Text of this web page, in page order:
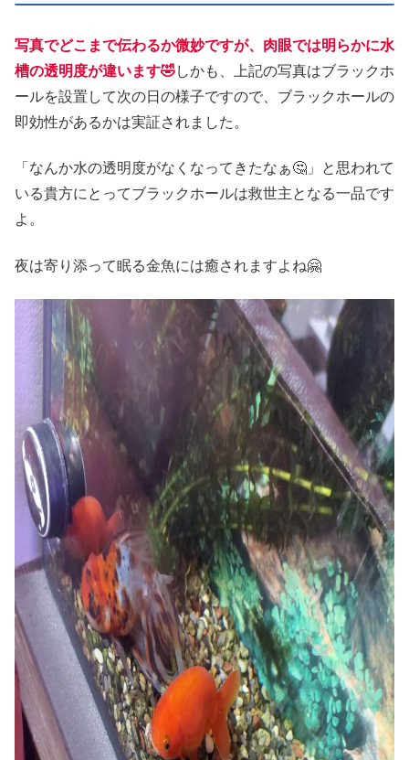
写真でどこまで伝わるか微妙ですが、肉眼では明らかに水
槽の透明度が違います🤣しかも、上記の写真はブラックホ
ールを設置して次の日の様子ですので、ブラックホールの
即効性があるかは実証されました。
「なんか水の透明度がなくなってきたなぁ🤔」と思われて
いる貴方にとってブラックホールは救世主となる一品です
よ。
夜は寄り添って眠る金魚には癒されますよね🤗